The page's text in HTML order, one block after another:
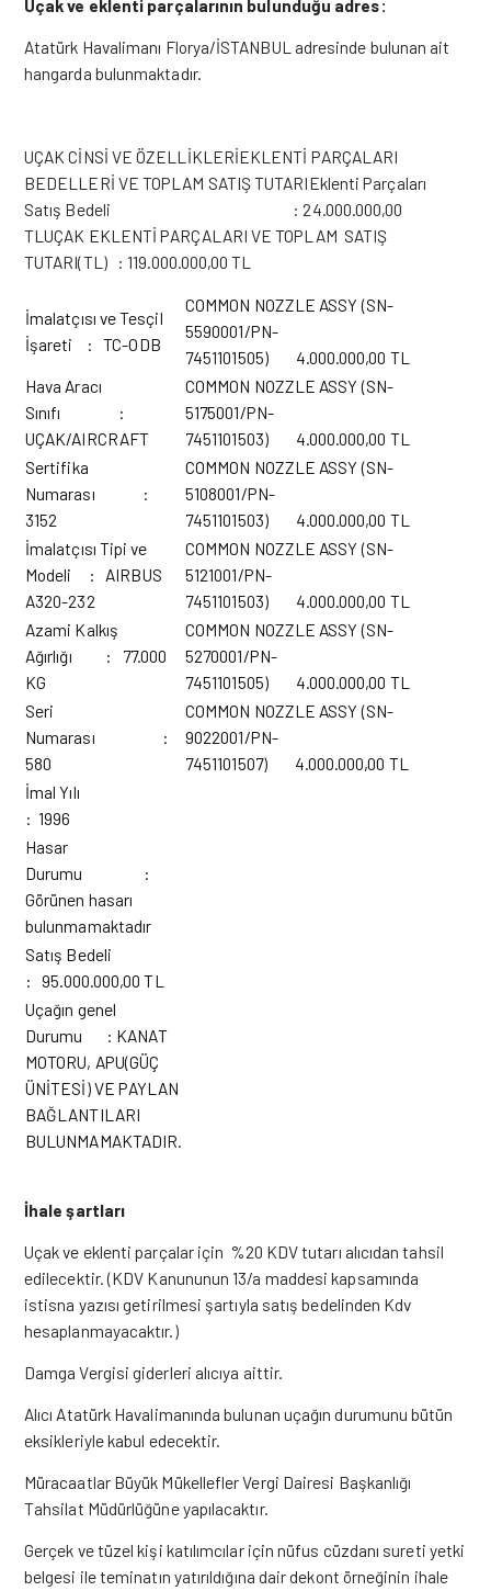
Uçak ve eklenti parçalarının bulunduğu adres:
Atatürk Havalimanı Florya/İSTANBUL adresinde bulunan ait
hangarda bulunmaktadır.
UÇAK CİNSİ VE ÖZELLİKLERİEKLENTİ PARÇALARI
BEDELLERİ VE TOPLAM SATIŞ TUTARIEklenti Parçaları
Satış Bedeli : 24.000.000,00
TLUÇAK EKLENTİ PARÇALARI VE TOPLAM SATIŞ
TUTARI(TL) : 119.000.000,00 TL
İmalatçısı ve Tesçil
İşareti : TC-ODB
COMMON NOZZLE ASSY (SN-
5590001/PN-
7451101505) 4.000.000,00 TL
Hava Aracı
Sınıfı :
UÇAK/AIRCRAFT
COMMON NOZZLE ASSY (SN-
5175001/PN-
7451101503) 4.000.000,00 TL
Sertifika
Numarası :
3152
COMMON NOZZLE ASSY (SN-
5108001/PN-
7451101503) 4.000.000,00 TL
İmalatçısı Tipi ve
Modeli : AIRBUS
A320-232
COMMON NOZZLE ASSY (SN-
5121001/PN-
7451101503) 4.000.000,00 TL
Azami Kalkış
Ağırlığı : 77.000
KG
COMMON NOZZLE ASSY (SN-
5270001/PN-
7451101505) 4.000.000,00 TL
Seri
Numarası :
580
COMMON NOZZLE ASSY (SN-
9022001/PN-
7451101507) 4.000.000,00 TL
İmal Yılı
: 1996
Hasar
Durumu :
Görünen hasarı
bulunmamaktadır
Satış Bedeli
: 95.000.000,00 TL
Uçağın genel
Durumu : KANAT
MOTORU, APU(GÜÇ
ÜNİTESİ) VE PAYLAN
BAĞLANTILARI
BULUNMAMAKTADIR.
İhale şartları
Uçak ve eklenti parçalar için %20 KDV tutarı alıcıdan tahsil
edilecektir. (KDV Kanununun 13/a maddesi kapsamında
istisna yazısı getirilmesi şartıyla satış bedelinden Kdv
hesaplanmayacaktır.)
Damga Vergisi giderleri alıcıya aittir.
Alıcı Atatürk Havalimanında bulunan uçağın durumunu bütün
eksikleriyle kabul edecektir.
Müracaatlar Büyük Mükellefler Vergi Dairesi Başkanlığı
Tahsilat Müdürlüğüne yapılacaktır.
Gerçek ve tüzel kişi katılımcılar için nüfus cüzdanı sureti yetki
belgesi ile teminatın yatırıldığına dair dekont örneğinin ihale